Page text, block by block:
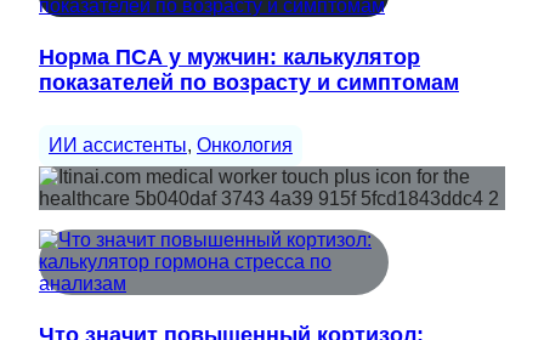
Норма ПСА у мужчин: калькулятор
показателей по возрасту и симптомам
ИИ ассистенты, Онкология
Что значит повышенный кортизол: